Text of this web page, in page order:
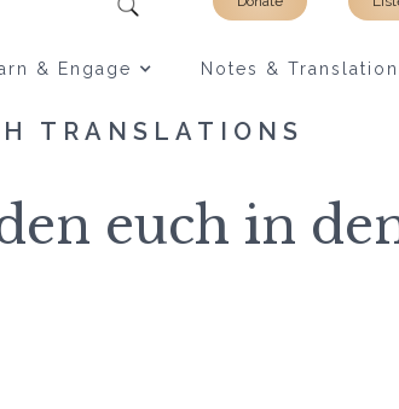
& Engage Notes &
TRANSLATIONS
euch in